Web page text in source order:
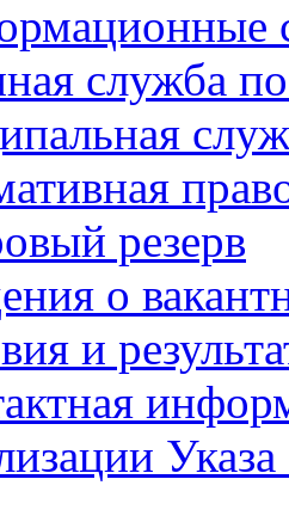
служба
резерв
о
и